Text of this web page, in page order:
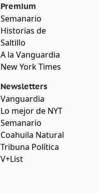
Premium
Semanario
Historias de
Saltillo
A la Vanguardia
New York Times
Newsletters
Vanguardia
Lo mejor de NYT
Semanario
Coahuila Natural
Tribuna Política
V+List